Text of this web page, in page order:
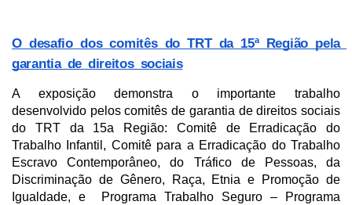
O desafio dos comitês do TRT da 15ª Região pela
garantia de direitos sociais
A exposição demonstra o importante trabalho
desenvolvido pelos comitês de garantia de direitos sociais
do TRT da 15a Região: Comitê de Erradicação do
Trabalho Infantil, Comitê para a Erradicação do Trabalho
Escravo Contemporâneo, do Tráfico de Pessoas, da
Discriminação de Gênero, Raça, Etnia e Promoção de
Igualdade, e  Programa Trabalho Seguro – Programa